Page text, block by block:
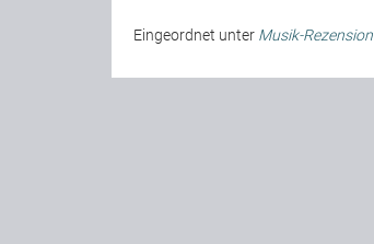
Eingeordnet unter Musik-Rezension